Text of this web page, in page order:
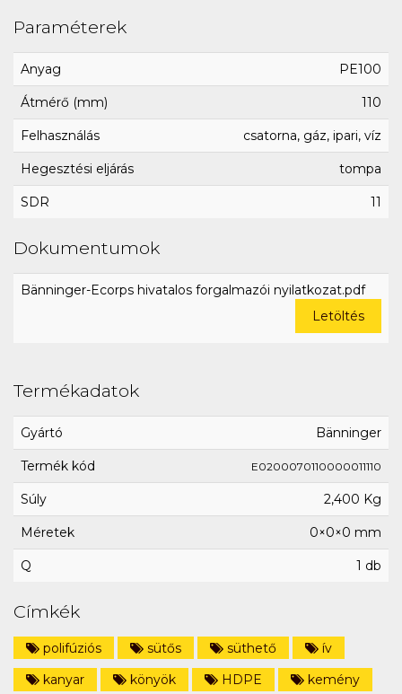
Paraméterek
Anyag PE100
Átmérő (mm) 110
Felhasználás csatorna, gáz, ipari, víz
Hegesztési eljárás tompa
SDR 11
Dokumentumok
Bänninger-Ecorps hivatalos forgalmazói nyilatkozat.pdf
Letöltés
Termékadatok
Gyártó Bänninger
Termék kód E0200070110000011110
Súly 2,400 Kg
Méretek 0×0×0 mm
Q 1 db
Címkék
polifúziós sütős süthető
ív
kanyar
könyök HDPE
kemény